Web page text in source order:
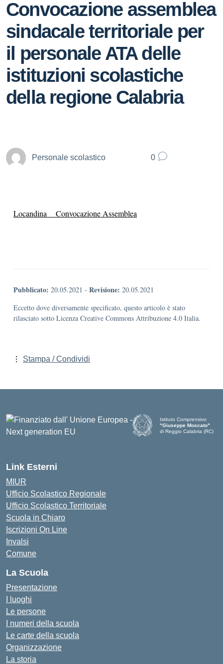
Convocazione assemblea
sindacale territoriale per
il personale ATA delle
istituzioni scolastiche
della regione Calabria
Personale scolastico 0
Locandina Convocazione Assemblea
Pubblicato: 20.05.2021 - Revisione: 20.05.2021
Eccetto dove diversamente specificato, questo articolo è stato
rilasciato sotto Licenza Creative Commons Attribuzione 4.0 Italia.
Stampa / Condividi
Istituto Comprensivo
"Giuseppe Moscato"
di Reggio Calabria (RC)
Link Esterni
MIUR
Ufficio Scolastico Regionale
Ufficio Scolastico Territoriale
Scuola in Chiaro
Iscrizioni On Line
Invalsi
Comune
La Scuola
Presentazione
I luoghi
Le persone
I numeri della scuola
Le carte della scuola
Organizzazione
La storia